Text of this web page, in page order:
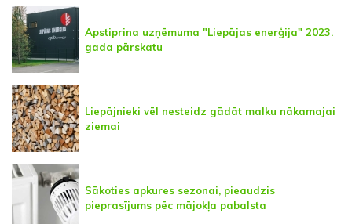
Apstiprina uzņēmuma "Liepājas enerģija" 2023.
gada pārskatu
Liepājnieki vēl nesteidz gādāt malku nākamajai
ziemai
Sākoties apkures sezonai, pieaudzis
pieprasījums pēc mājokļa pabalsta